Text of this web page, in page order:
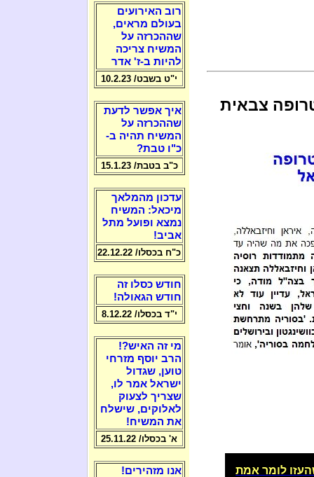
צבאית
לומר אמת
רוב האירועים
בעולם מראים,
שההכרזה על
המשיח צריכה
להיות ב-ז' אדר
י"ט בשבט/ 10.2.23
איך אפשר לדעת
שההכרזה על
המשיח תהיה ב-
כ"ו טבת?
כ"ב בטבת/ 15.1.23
עדכון מהמלאך
מיכאל: המשיח
נמצא ופועל מתל
אביב!
כ"ח בכסלו/ 22.12.22
חודש כסלו זה
חודש הגאולה!
י"ד בכסלו/ 8.12.22
מי זה האיש?!
הרב יוסף מזרחי
טוען, שגדול
ישראל אמר לו,
שצריך לצעוק
לאלוקים, שישלח
את המשיח!
א' בכסלו/ 25.11.22
אנו מזהירים!